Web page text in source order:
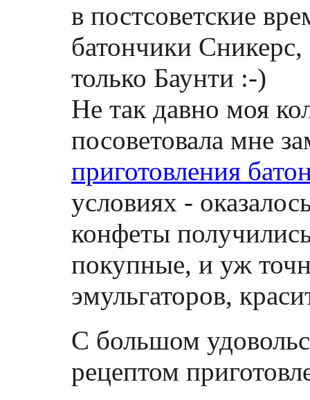
в постсоветские
батончики
только Баунти :-)
Не так давно моя
посоветовала мне
приготовления
условиях -
конфеты
покупные, и уж
эмульгаторов,
С большом
рецептом